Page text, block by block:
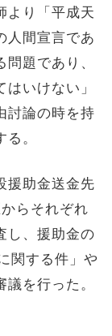
より「平成天
人間宣言であ
題であり、
いけない」
討論の時を持
。
援助金送金先
らそれぞれ
し、援助金の
関する件」や
議を行った。